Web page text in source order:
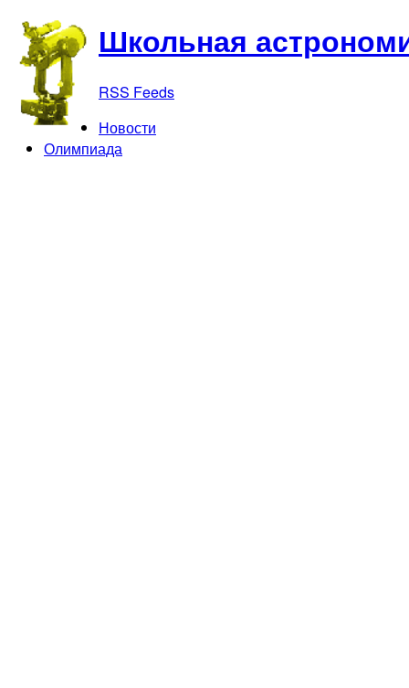
Школьная
RSS Feeds
Новости
Олимпиада